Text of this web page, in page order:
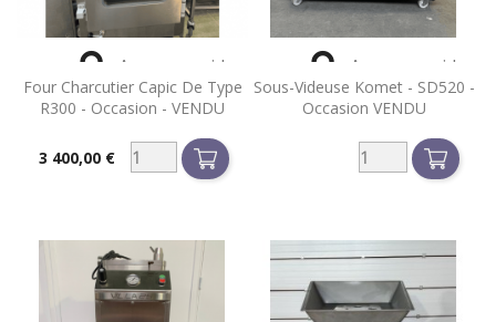
Four Charcutier Capic De Type
R300 - Occasion - VENDU
Prix3 400,00 €
 Aperçu rapide
Sous-Videuse Komet - SD520 -
Occasion VENDU
 Aperçu rapide